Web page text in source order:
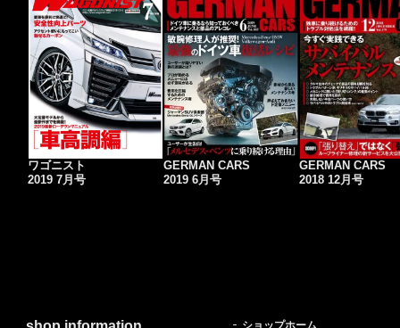
ワゴニスト
2019 7月号
GERMAN CARS
2019 6月号
GERMAN CARS
2018 12月号